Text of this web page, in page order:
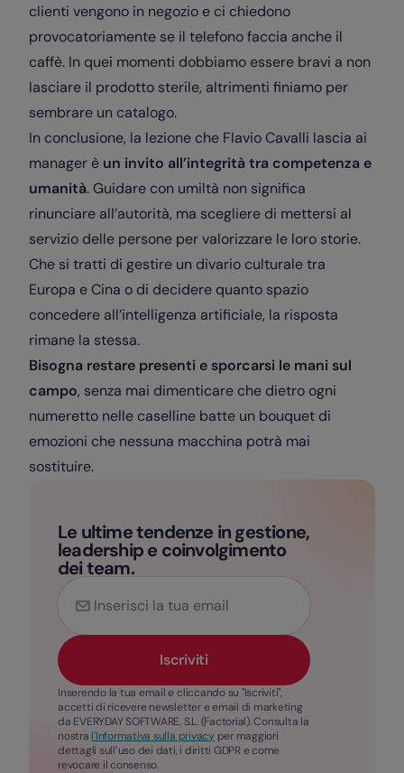
clienti vengono in negozio e ci chiedono
provocatoriamente se il telefono faccia anche il
caffè. In quei momenti dobbiamo essere bravi a non
lasciare il prodotto sterile, altrimenti finiamo per
sembrare un catalogo.
In conclusione, la lezione che Flavio Cavalli lascia ai
manager è un invito all’integrità tra competenza e
umanità. Guidare con umiltà non significa
rinunciare all’autorità, ma scegliere di mettersi al
servizio delle persone per valorizzare le loro storie.
Che si tratti di gestire un divario culturale tra
Europa e Cina o di decidere quanto spazio
concedere all’intelligenza artificiale, la risposta
rimane la stessa.
Bisogna restare presenti e sporcarsi le mani sul
campo, senza mai dimenticare che dietro ogni
numeretto nelle caselline batte un bouquet di
emozioni che nessuna macchina potrà mai
sostituire.
Le ultime tendenze in gestione,
leadership e coinvolgimento
dei team.
Iscriviti
Inserendo la tua email e cliccando su "Iscriviti",
accetti di ricevere newsletter e email di marketing
da EVERYDAY SOFTWARE, S.L. (Factorial). Consulta la
nostra l'Informativa sulla privacyper maggiori
dettagli sull’uso dei dati, i diritti GDPR e come
revocare il consenso.